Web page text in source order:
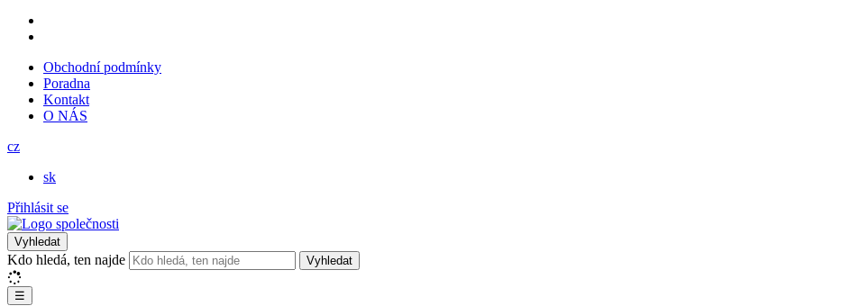
Obchodní podmínky
Poradna
Kontakt
O NÁS
cz
sk
Přihlásit se
Vyhledat
Kdo hledá, ten najde Vyhledat
☰